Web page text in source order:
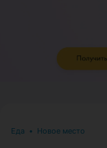
Еда • Новое место